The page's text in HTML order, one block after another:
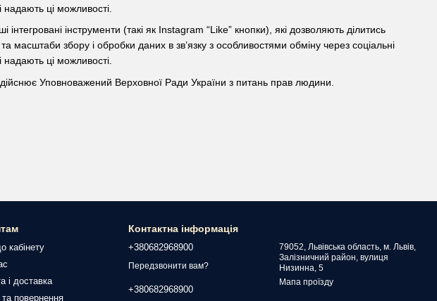
надають ці можливості.
інструменти (такі як Instagram “Like” кнопки), які дозволяють ділитись
масштаби збору і обробки даних в зв’язку з особливостями обміну через соціальні
надають ці можливості.
Уповноважений Верховної Ради України з питань прав людини.
кабінету
і доставка
повернення
Контактна інформація
+380682968900
Передзвонити вам?
+380682968900
79052, Львівська область, м. Львів,
Залізничний район, вулиця
Низинна, 5
Мапа проїзду